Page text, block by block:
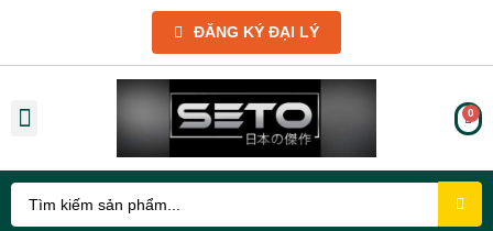
ĐĂNG KÝ ĐẠI LÝ